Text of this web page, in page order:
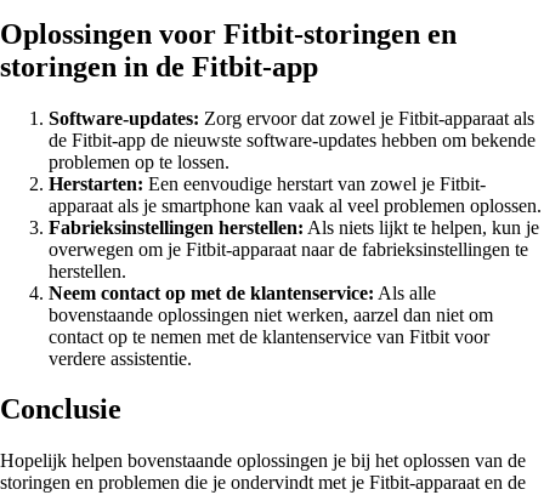
Oplossingen voor Fitbit-storingen en
storingen in de Fitbit-app
Software-updates: Zorg ervoor dat zowel je Fitbit-apparaat als
de Fitbit-app de nieuwste software-updates hebben om bekende
problemen op te lossen.
Herstarten: Een eenvoudige herstart van zowel je Fitbit-
apparaat als je smartphone kan vaak al veel problemen oplossen.
Fabrieksinstellingen herstellen: Als niets lijkt te helpen, kun je
overwegen om je Fitbit-apparaat naar de fabrieksinstellingen te
herstellen.
Neem contact op met de klantenservice: Als alle
bovenstaande oplossingen niet werken, aarzel dan niet om
contact op te nemen met de klantenservice van Fitbit voor
verdere assistentie.
Conclusie
Hopelijk helpen bovenstaande oplossingen je bij het oplossen van de
storingen en problemen die je ondervindt met je Fitbit-apparaat en de